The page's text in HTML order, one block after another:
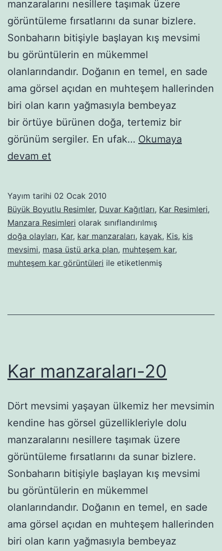
manzaralarını nesillere taşımak üzere
görüntüleme fırsatlarını da sunar bizlere.
Sonbaharın bitişiyle başlayan kış mevsimi
bu görüntülerin en mükemmel
olanlarındandır. Doğanın en temel, en sade
ama görsel açıdan en muhteşem hallerinden
biri olan karın yağmasıyla bembeyaz
bir örtüye bürünen doğa, tertemiz bir
görünüm sergiler. En ufak… Okumaya
devam etKar
Yayım tarihi 02 Ocak 2010
Büyük Boyutlu Resimler, Duvar Kağıtları, Kar Resimleri,
Manzara Resimleri olarak sınıflandırılmış
doğa olayları, Kar, kar manzaraları, kayak, Kis, kis
mevsimi, masa üstü arka plan, muhteşem kar,
muhteşem kar görüntüleri ile etiketlenmiş
Kar manzaraları-20
Dört mevsimi yaşayan ülkemiz her mevsimin
kendine has görsel güzellikleriyle dolu
manzaralarını nesillere taşımak üzere
görüntüleme fırsatlarını da sunar bizlere.
Sonbaharın bitişiyle başlayan kış mevsimi
bu görüntülerin en mükemmel
olanlarındandır. Doğanın en temel, en sade
ama görsel açıdan en muhteşem hallerinden
biri olan karın yağmasıyla bembeyaz